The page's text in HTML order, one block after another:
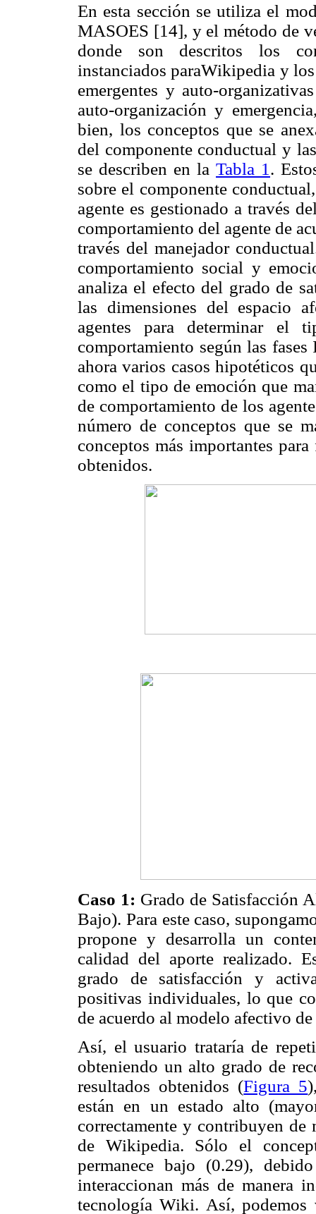
En esta sección se utiliza el
MASOES [14], y el método de
donde son descritos los
instanciados paraWikipedia y
emergentes y auto-
auto-organización y
bien, los conceptos que se
del componente conductual y
se describen en la Tabla 1 .
sobre el componente
agente es gestionado a través
comportamiento del agente de
través del manejador
comportamiento social y
analiza el efecto del grado de
las dimensiones del espacio
agentes para determinar
comportamiento según las
ahora varios casos hipotéticos
como el tipo de emoción que
de comportamiento de los
número de conceptos que se
conceptos más importantes
obtenidos.
Caso 1: Grado de Satisfacción
Bajo). Para este caso,
propone y desarrolla un
calidad del aporte realizado.
grado de satisfacción y
positivas individuales, lo que
de acuerdo al modelo afectivo
Así, el usuario trataría de
obteniendo un alto grado de
resultados obtenidos (Figura 5
están en un estado alto
correctamente y contribuyen
de Wikipedia. Sólo el
permanece bajo (0.29),
interaccionan más de manera
tecnología Wiki. Así, podemos